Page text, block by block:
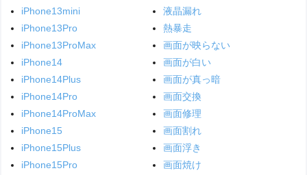
iPhone13mini
iPhone13Pro
iPhone13ProMax
iPhone14
iPhone14Plus
iPhone14Pro
iPhone14ProMax
iPhone15
iPhone15Plus
iPhone15Pro
液晶漏れ
熱暴走
画面が映らない
画面が白い
画面が真っ暗
画面交換
画面修理
画面割れ
画面浮き
画面焼け